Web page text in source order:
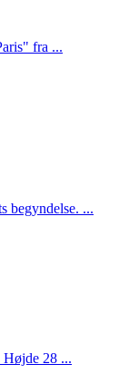
fra ...
begyndelse. ...
Højde 28 ...